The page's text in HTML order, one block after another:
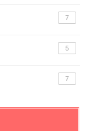
7
5
7